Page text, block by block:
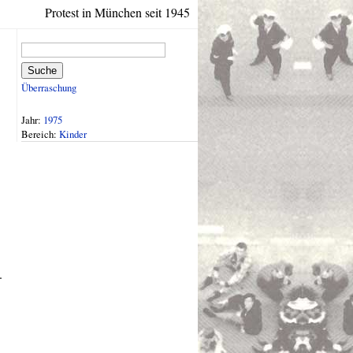
Protest in München seit 1945
Suche
Überraschung
Jahr: 1975
Bereich: Kinder